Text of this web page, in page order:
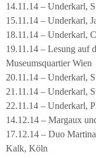
14.11.14 – Underkarl,
15.11.14 – Underkarl,
18.11.14 – Underkarl,
19.11.14 – Lesung auf
Museumsquartier Wien
20.11.14 – Underkarl,
21.11.14 – Underkarl,
22.11.14 – Underkarl,
14.12.14 – Margaux
17.12.14 – Duo
Kalk, Köln